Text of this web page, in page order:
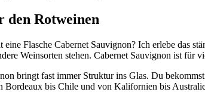
Rotweinen
Flasche Cabernet Sauvignon? Ich erlebe das
Weinsorten stehen. Cabernet Sauvignon ist
bringt fast immer Struktur ins Glas. Du
Bordeaux bis Chile und von Kalifornien bis